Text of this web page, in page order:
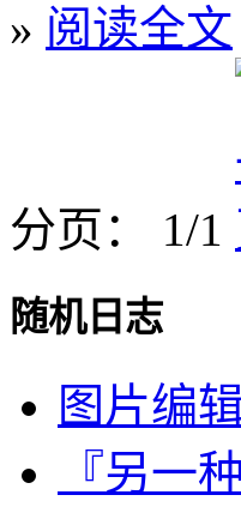
» 阅读全文
分页： 1/1
随机日志
图片编
『另一